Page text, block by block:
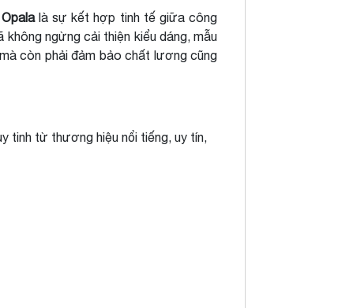
là sự kết hợp tinh tế giữa công
ngừng cải thiện kiểu dáng, mẫu
còn phải đảm bảo chất lương cũng
tinh từ thương hiệu nổi tiếng, uy tín,